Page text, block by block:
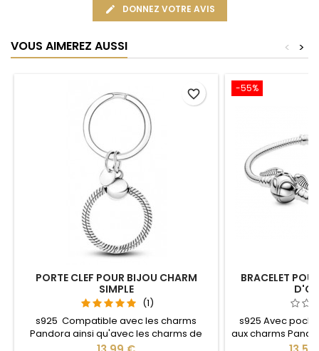
DONNEZ VOTRE AVIS
VOUS AIMEREZ AUSSI >
<
PORTE CLEF POUR BIJOU CHARM
SIMPLE
(1)
s925 Compatible avec les charms
Pandora ainsi qu'avec les charms de
notre site idéal pour : Noël, Saint Valentin,
favorite_border -55%
BRACELET
s925 Avec
aux charms
de notre site